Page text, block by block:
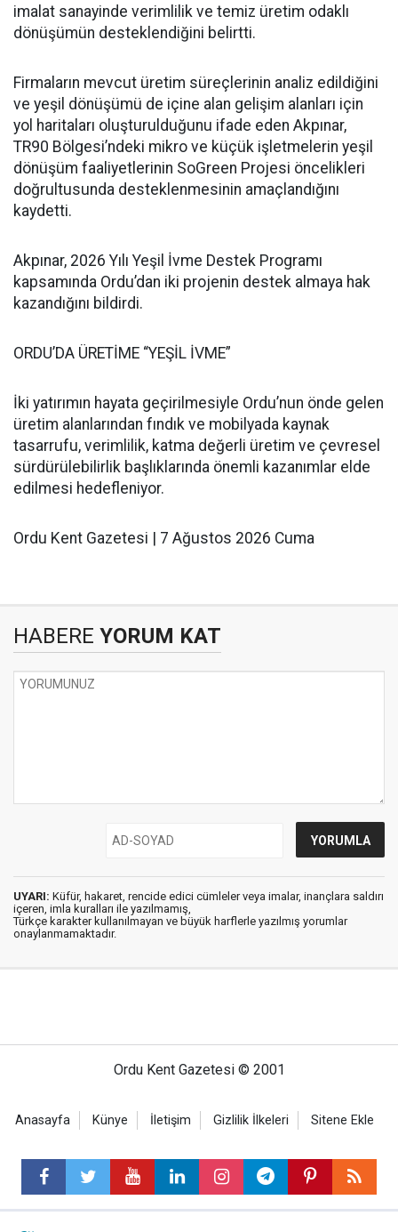
imalat sanayinde verimlilik ve temiz üretim odaklı
dönüşümün desteklendiğini belirtti.
Firmaların mevcut üretim süreçlerinin analiz edildiğini
ve yeşil dönüşümü de içine alan gelişim alanları için
yol haritaları oluşturulduğunu ifade eden Akpınar,
TR90 Bölgesi’ndeki mikro ve küçük işletmelerin yeşil
dönüşüm faaliyetlerinin SoGreen Projesi öncelikleri
doğrultusunda desteklenmesinin amaçlandığını
kaydetti.
Akpınar, 2026 Yılı Yeşil İvme Destek Programı
kapsamında Ordu’dan iki projenin destek almaya hak
kazandığını bildirdi.
ORDU’DA ÜRETİME “YEŞİL İVME”
İki yatırımın hayata geçirilmesiyle Ordu’nun önde gelen
üretim alanlarından fındık ve mobilyada kaynak
tasarrufu, verimlilik, katma değerli üretim ve çevresel
sürdürülebilirlik başlıklarında önemli kazanımlar elde
edilmesi hedefleniyor.
Ordu Kent Gazetesi | 7 Ağustos 2026 Cuma
HABERE YORUM KAT
UYARI: Küfür, hakaret, rencide edici cümleler veya imalar, inançlara saldırı
içeren, imla kuralları ile yazılmamış,
Türkçe karakter kullanılmayan ve büyük harflerle yazılmış yorumlar
onaylanmamaktadır.
Ordu Kent Gazetesi © 2001
Anasayfa Künye İletişim Gizlilik İlkeleri Sitene Ekle